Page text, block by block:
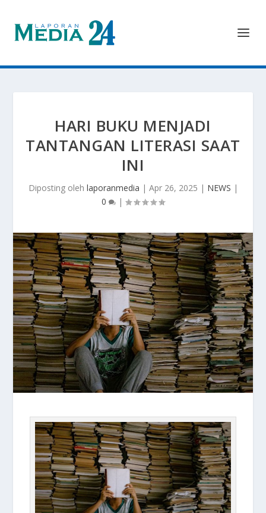
HARI BUKU MENJADI
TANTANGAN LITERASI SAAT
INI
Diposting oleh laporanmedia | Apr 26, 2025 | NEWS |
0
|